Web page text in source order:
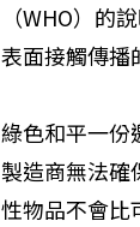
（WHO）的
表面接觸傳播
綠色和平一份
製造商無法確
性物品不會比